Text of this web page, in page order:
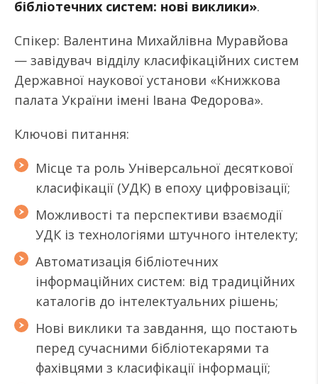
бібліотечних систем: нові виклики».
Спікер: Валентина Михайлівна Муравйова
— завідувач відділу класифікаційних систем
Державної наукової установи «Книжкова
палата України імені Івана Федорова».
Ключові питання:
Місце та роль Універсальної десяткової
класифікації (УДК) в епоху цифровізації;
Можливості та перспективи взаємодії
УДК із технологіями штучного інтелекту;
Автоматизація бібліотечних
інформаційних систем: від традиційних
каталогів до інтелектуальних рішень;
Нові виклики та завдання, що постають
перед сучасними бібліотекарями та
фахівцями з класифікації інформації;